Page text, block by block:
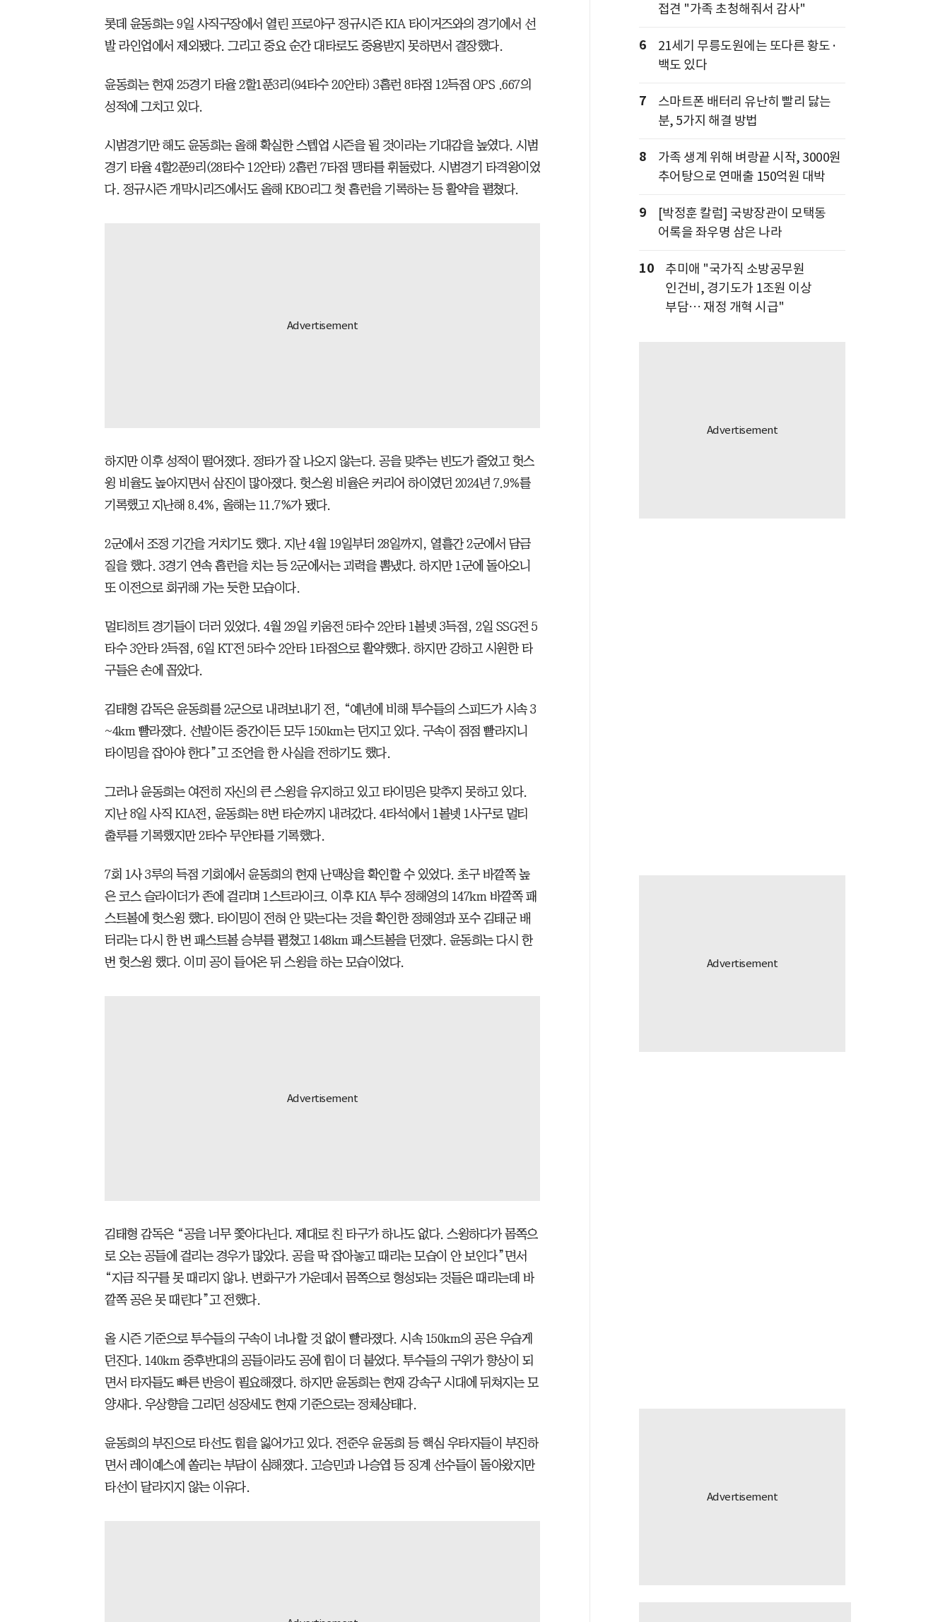
롯데 윤동희는 9일 사직구장에서 열린 프로야구 정규시즌 KIA 타이거즈와의 경기에서 선
발 라인업에서 제외됐다. 그리고 중요 순간 대타로도 중용받지 못하면서 결장했다.
윤동희는 현재 25경기 타율 2할1푼3리(94타수 20안타) 3홈런 8타점 12득점 OPS .667의
성적에 그치고 있다.
시범경기만 해도 윤동희는 올해 확실한 스텝업 시즌을 될 것이라는 기대감을 높였다. 시범
경기 타율 4할2푼9리(28타수 12안타) 2홈런 7타점 맹타를 휘둘렀다. 시범경기 타격왕이었
다. 정규시즌 개막시리즈에서도 올해 KBO리그 첫 홈런을 기록하는 등 활약을 펼쳤다.
하지만 이후 성적이 떨어졌다. 정타가 잘 나오지 않는다. 공을 맞추는 빈도가 줄었고 헛스
윙 비율도 높아지면서 삼진이 많아졌다. 헛스윙 비율은 커리어 하이였던 2024년 7.9%를
기록했고 지난해 8.4%, 올해는 11.7%가 됐다.
2군에서 조정 기간을 거치기도 했다. 지난 4월 19일부터 28일까지, 열흘간 2군에서 담금
질을 했다. 3경기 연속 홈런을 치는 등 2군에서는 괴력을 뽐냈다. 하지만 1군에 돌아오니
또 이전으로 회귀해 가는 듯한 모습이다.
멀티히트 경기들이 더러 있었다. 4월 29일 키움전 5타수 2안타 1볼넷 3득점, 2일 SSG전 5
타수 3안타 2득점, 6일 KT전 5타수 2안타 1타점으로 활약했다. 하지만 강하고 시원한 타
구들은 손에 꼽았다.
김태형 감독은 윤동희를 2군으로 내려보내기 전, “예년에 비해 투수들의 스피드가 시속 3
~4km 빨라졌다. 선발이든 중간이든 모두 150km는 던지고 있다. 구속이 점점 빨라지니
타이밍을 잡아야 한다”고 조언을 한 사실을 전하기도 했다.
그러나 윤동희는 여전히 자신의 큰 스윙을 유지하고 있고 타이밍은 맞추지 못하고 있다.
지난 8일 사직 KIA전, 윤동희는 8번 타순까지 내려갔다. 4타석에서 1볼넷 1사구로 멀티
출루를 기록했지만 2타수 무안타를 기록했다.
7회 1사 3루의 득점 기회에서 윤동희의 현재 난맥상을 확인할 수 있었다. 초구 바깥쪽 높
은 코스 슬라이더가 존에 걸리며 1스트라이크. 이후 KIA 투수 정해영의 147km 바깥쪽 패
스트볼에 헛스윙 했다. 타이밍이 전혀 안 맞는다는 것을 확인한 정해영과 포수 김태군 배
터리는 다시 한 번 패스트볼 승부를 펼쳤고 148km 패스트볼을 던졌다. 윤동희는 다시 한
번 헛스윙 했다. 이미 공이 들어온 뒤 스윙을 하는 모습이었다.
김태형 감독은 “공을 너무 쫓아다닌다. 제대로 친 타구가 하나도 없다. 스윙하다가 몸쪽으
로 오는 공들에 걸리는 경우가 많았다. 공을 딱 잡아놓고 때리는 모습이 안 보인다”면서
“지금 직구를 못 때리지 않나. 변화구가 가운데서 몸쪽으로 형성되는 것들은 때리는데 바
깥쪽 공은 못 때린다”고 전했다.
올 시즌 기준으로 투수들의 구속이 너나할 것 없이 빨라졌다. 시속 150km의 공은 우습게
던진다. 140km 중후반대의 공들이라도 공에 힘이 더 붙었다. 투수들의 구위가 향상이 되
면서 타자들도 빠른 반응이 필요해졌다. 하지만 윤동희는 현재 강속구 시대에 뒤쳐지는 모
양새다. 우상향을 그리던 성장세도 현재 기준으로는 정체상태다.
윤동희의 부진으로 타선도 힘을 잃어가고 있다. 전준우 윤동희 등 핵심 우타자들이 부진하
면서 레이예스에 쏠리는 부담이 심해졌다. 고승민과 나승엽 등 징계 선수들이 돌아왔지만
타선이 달라지지 않는 이유다.
접견 "가족 초청해줘서 감사"
6
21세기 무릉도원에는 또다른 황도·
백도 있다
7
스마트폰 배터리 유난히 빨리 닳는
분, 5가지 해결 방법
8
가족 생계 위해 벼랑끝 시작, 3000원
추어탕으로 연매출 150억원 대박
9
[박정훈 칼럼] 국방장관이 모택동
어록을 좌우명 삼은 나라
10
추미애 "국가직 소방공무원
인건비, 경기도가 1조원 이상
부담… 재정 개혁 시급"